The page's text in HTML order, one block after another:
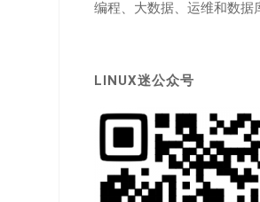
编程、大数据、运维和数据
LINUX迷公众号